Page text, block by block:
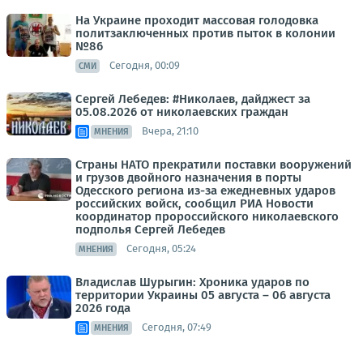
На Украине проходит массовая голодовка
политзаключенных против пыток в колонии
№86
СМИ Сегодня, 00:09
Сергей Лебедев: #Николаев, дайджест за
05.08.2026 от николаевских граждан
МНЕНИЯ Вчера, 21:10
Страны НАТО прекратили поставки вооружений
и грузов двойного назначения в порты
Одесского региона из-за ежедневных ударов
российских войск, сообщил РИА Новости
координатор пророссийского николаевского
подполья Сергей Лебедев
МНЕНИЯ Сегодня, 05:24
Владислав Шурыгин: Хроника ударов по
территории Украины 05 августа – 06 августа
2026 года
МНЕНИЯ Сегодня, 07:49